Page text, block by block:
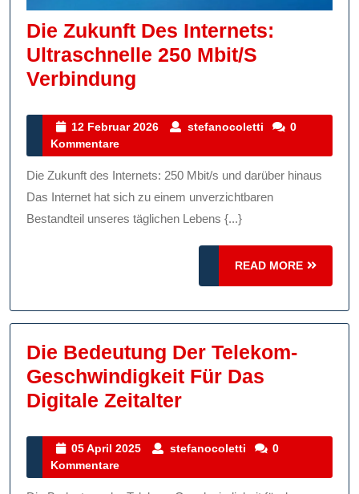
Die Zukunft Des Internets:
Ultraschnelle 250 Mbit/s
Verbindung
Des
Ultraschnelle
250
Mbit/s
Verbindung
12 Februar 2026
12
2026
stefanocoletti stefanocoletti
0
Kommentare
Die Zukunft des Internets: 250 Mbit/s und darüber hinaus
Das Internet hat sich zu einem unverzichtbaren
Bestandteil unseres täglichen Lebens {...}
READ MORE
READ
MORE
Die Bedeutung Der Telekom-
Geschwindigkeit Für Das
Digitale ZeitalterDie
Der
05 April 2025
05
2025
stefanocoletti stefanocoletti
0
Kommentare